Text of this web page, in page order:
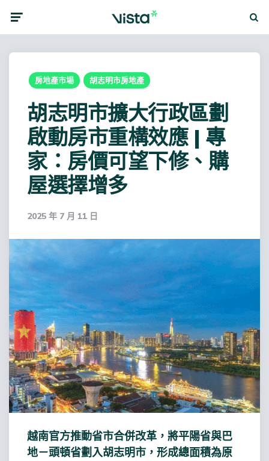
房地產市場 胡志明市房地產
胡志明市擴大行政區劃
啟動房市重構效應 | 專
家：房價可望下修、購
屋選擇增多
2025 年 7 月 11 日
越南官方推動省市合併改革，將平陽省與巴
地－頭頓省劃入胡志明市，形成總面積為原